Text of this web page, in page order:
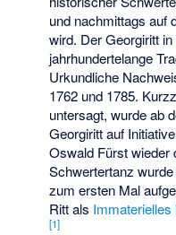
und nachmittags auf
wird. Der Georgiritt
jahrhundertelange
Urkundliche
1762 und 1785.
untersagt, wurde ab
Georgiritt auf
Oswald Fürst wieder
Schwertertanz
zum ersten Mal
Ritt als Immaterielles
[1]